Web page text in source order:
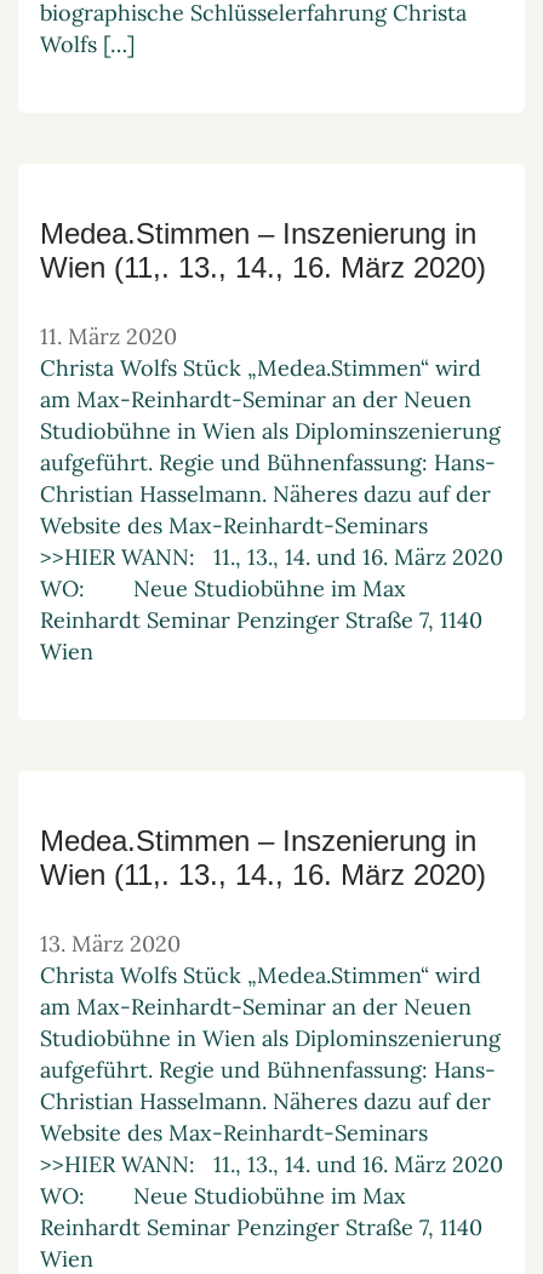
biographische Schlüsselerfahrung Christa
Wolfs […]
Medea.Stimmen – Inszenierung in
Wien (11,. 13., 14., 16. März 2020)
11. März 2020
Christa Wolfs Stück „Medea.Stimmen“ wird
am Max-Reinhardt-Seminar an der Neuen
Studiobühne in Wien als Diplominszenierung
aufgeführt. Regie und Bühnenfassung: Hans-
Christian Hasselmann. Näheres dazu auf der
Website des Max-Reinhardt-Seminars
>>HIER WANN: 11., 13., 14. und 16. März 2020
WO: Neue Studiobühne im Max
Reinhardt Seminar Penzinger Straße 7, 1140
Wien
Medea.Stimmen – Inszenierung in
Wien (11,. 13., 14., 16. März 2020)
13. März 2020
Christa Wolfs Stück „Medea.Stimmen“ wird
am Max-Reinhardt-Seminar an der Neuen
Studiobühne in Wien als Diplominszenierung
aufgeführt. Regie und Bühnenfassung: Hans-
Christian Hasselmann. Näheres dazu auf der
Website des Max-Reinhardt-Seminars
>>HIER WANN: 11., 13., 14. und 16. März 2020
WO: Neue Studiobühne im Max
Reinhardt Seminar Penzinger Straße 7, 1140
Wien